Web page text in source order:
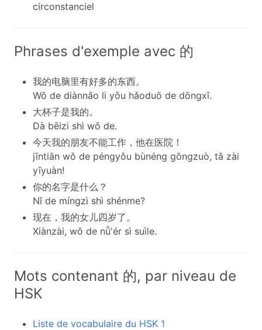
circonstanciel
Phrases d'exemple avec 的
我的电脑里有好多的东西。
Wǒ de diànnǎo li yǒu hǎoduō de dōngxī.
大杯子是我的。
Dà bēizi shì wǒ de.
今天我的朋友不能工作，他在医院！
jīntiān wǒ de péngyǒu bùnéng gōngzuò, tā zài
yīyuàn!
你的名字是什么？
Nǐ de míngzì shì shénme?
现在，我的女儿四岁了。
Xiànzài, wǒ de nǚ'ér sì suìle.
Mots contenant 的, par niveau de
HSK
Liste de vocabulaire du HSK 1